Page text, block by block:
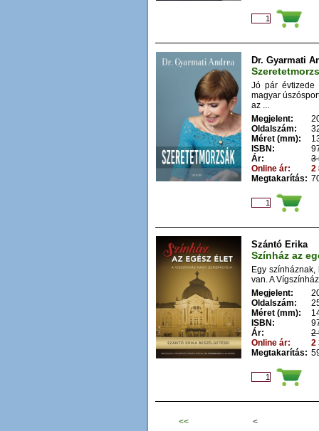
Dr. Gyarmati
Jó pár évtizede
magyar
az ...
Megjelent:
Oldalszám:
Méret (mm):
ISBN:
Ár:
3
Online ár:
2
Megtakarítás:
Szántó Erika
Színház az
Egy
van. A
Megjelent:
Oldalszám:
Méret (mm):
ISBN:
Ár:
2
Online ár:
2
Megtakarítás:
<< <